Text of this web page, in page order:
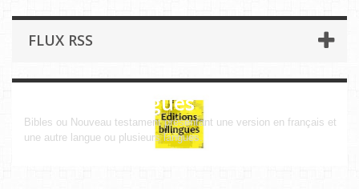
FLUX RSS
Editions bilingues
Bibles ou Nouveau testament présentant une version en français et
une autre langue ou plusieurs langues.